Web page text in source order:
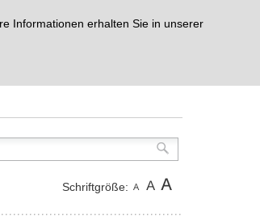
Schriftgröße:
Informationen erhalten Sie in unserer